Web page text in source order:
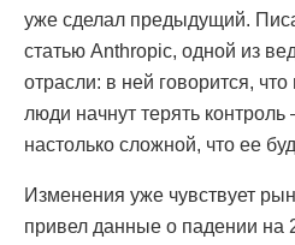
уже сделал предыдущий.
статью Anthropic, одной из
отрасли: в ней говорится,
люди начнут терять контроль
настолько сложной, что ее
Изменения уже чувствует
привел данные о падении на